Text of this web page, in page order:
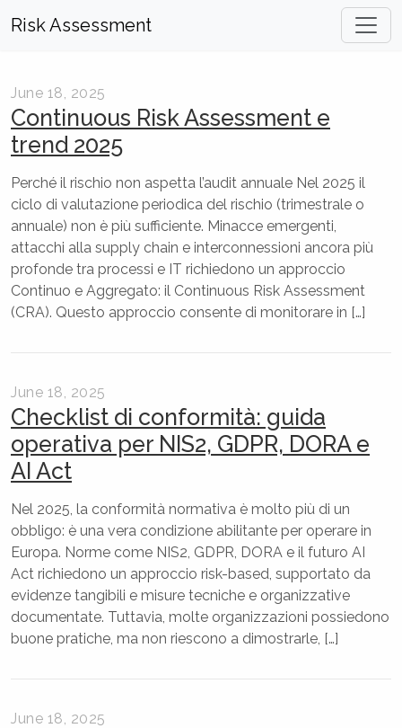
Risk Assessment
June 18, 2025
Continuous Risk Assessment e
trend 2025
Perché il rischio non aspetta l’audit annuale Nel 2025 il
ciclo di valutazione periodica del rischio (trimestrale o
annuale) non è più sufficiente. Minacce emergenti,
attacchi alla supply chain e interconnessioni ancora più
profonde tra processi e IT richiedono un approccio
Continuo e Aggregato: il Continuous Risk Assessment
(CRA). Questo approccio consente di monitorare in […]
June 18, 2025
Checklist di conformità: guida
operativa per NIS2, GDPR, DORA e
AI Act
Nel 2025, la conformità normativa è molto più di un
obbligo: è una vera condizione abilitante per operare in
Europa. Norme come NIS2, GDPR, DORA e il futuro AI
Act richiedono un approccio risk-based, supportato da
evidenze tangibili e misure tecniche e organizzative
documentate. Tuttavia, molte organizzazioni possiedono
buone pratiche, ma non riescono a dimostrarle, […]
June 18, 2025